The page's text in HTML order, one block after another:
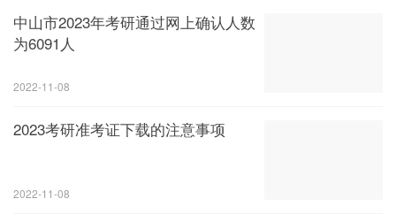
中山市2023年考研通过网上确认人数
为6091人
2022-11-08
2023考研准考证下载的注意事项
2022-11-08